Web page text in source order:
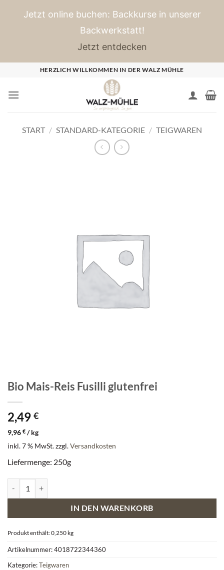
Jetzt online buchen: Backkurse in unserer
Backwerkstatt!
Jetzt entdecken
springen
HERZLICH WILLKOMMEN IN DER WALZ MÜHLE
START / STANDARD-KATEGORIE / TEIGWAREN
Bio Mais-Reis Fusilli glutenfrei
2,49 €
9,96 € /kg
inkl. 7 % MwSt.zzgl.Versandkosten
Liefermenge: 250g
IN DEN WARENKORB
Produkt enthält: 0,250 kg
Artikelnummer:4018722344360
Kategorie:Teigwaren